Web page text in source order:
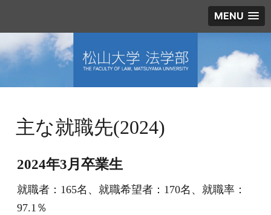
MENU
主な就職先(2024)
2024年3月卒業生
就職者：165名、就職希望者：170名、就職率：
97.1％